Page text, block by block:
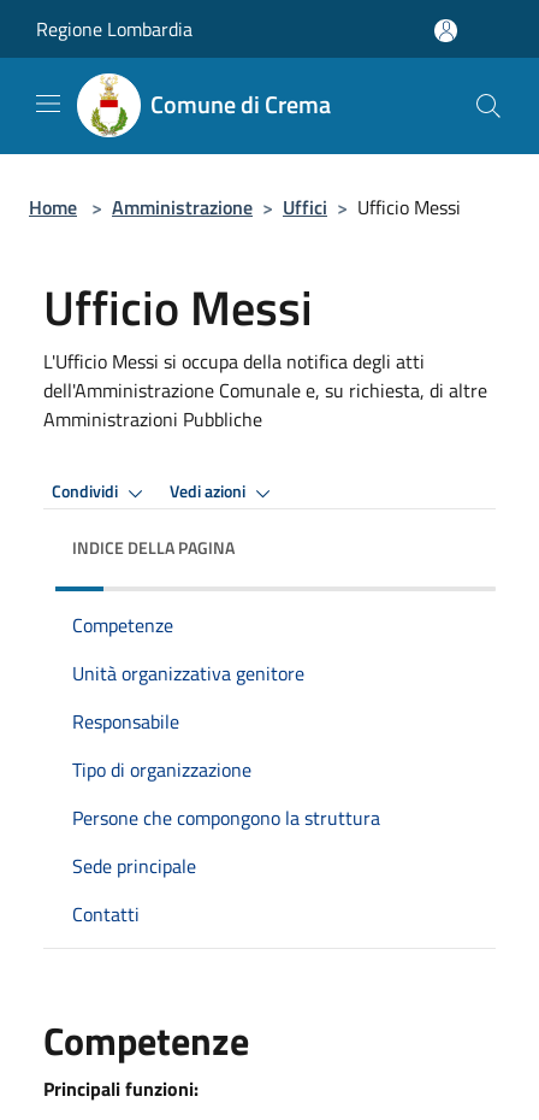
Regione Lombardia
Comune di Crema
Home > Amministrazione > Uffici > Ufficio Messi
Ufficio Messi
L'Ufficio Messi si occupa della notifica degli atti
dell'Amministrazione Comunale e, su richiesta, di altre
Amministrazioni Pubbliche
Condividi Vedi azioni
INDICE DELLA PAGINA
Competenze
Unità organizzativa genitore
Responsabile
Tipo di organizzazione
Persone che compongono la struttura
Sede principale
Contatti
Competenze
Principali funzioni: